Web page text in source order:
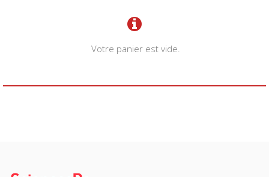
Votre panier est vide.